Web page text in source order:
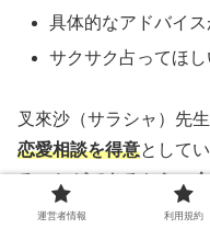
具体的なアドバイ
サクサク占ってほし
叉來沙（サラシャ）先生
恋愛相談を得意としてい
ることができるから、
方法を教えてくれます
運営者情報 利用規約